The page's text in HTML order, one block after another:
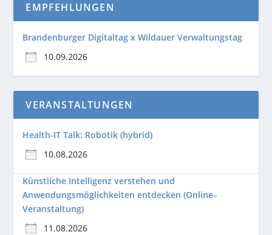
EMPFEHLUNGEN
Brandenburger Digitaltag x Wildauer Verwaltungstag
10.09.2026
VERANSTALTUNGEN
Health-IT Talk: Robotik (hybrid)
10.08.2026
Künstliche Intelligenz verstehen und
Anwendungsmöglichkeiten entdecken (Online–
Veranstaltung)
11.08.2026